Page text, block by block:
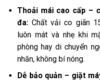
Thoải mái cao cấp –
đa:Chất vải co giãn
luôn mát và nhẹ khi
phòng hay di chuyển
nhăn, không bí nóng.
Dễ bảo quản – giặt